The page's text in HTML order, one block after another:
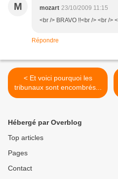
M mozart 23/10/2009 11:15
<br /> BRAVO !!<br /> <br />
Répondre
< Et voici pourquoi les
tribunaux sont encombrés...
Hébergé par Overblog
Top articles
Pages
Contact